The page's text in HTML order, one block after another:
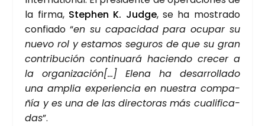
la fir­ma, Stephen K. Jud­ge, se ha mos­tra­do
con­fia­do “en su capa­ci­dad para ocu­par su
nue­vo rol y esta­mos segu­ros de que su gran
con­tri­bu­ción con­ti­nua­rá hacien­do cre­cer a
la orga­ni­za­ción[…] Ele­na ha desa­rro­lla­do
una amplia expe­rien­cia en nues­tra com­pa­
ñía y es una de las direc­to­ras más cua­li­fi­ca­
das”.